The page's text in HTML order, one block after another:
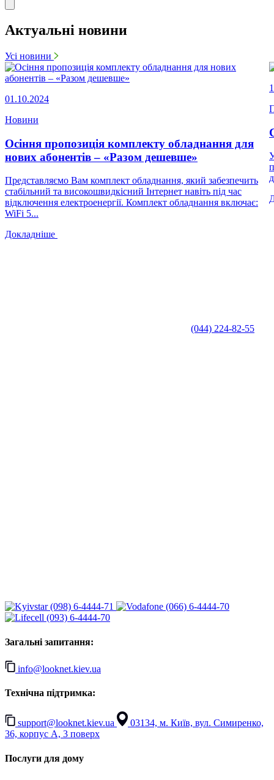
Актуальні новини
Усі новини
01.10.2024
Новини
Осіння пропозиція комплекту обладнання для
нових абонентів – «Разом дешевше»
Представляємо Вам комплект обладнання, який забезпечить
стабільний та високошвидкісний Інтернет навіть під час
відключення електроенергії. Комплект обладнання включає:
WiFi 5...
Докладніше
(044) 224-82-55
(098) 6-4444-71
(066) 6-4444-70
(093) 6-4444-70
Загальні запитання:
info@looknet.kiev.ua
Технічна підтримка:
support@looknet.kiev.ua
03134, м. Київ, вул. Симиренко,
36, корпус А, 3 поверх
Послуги для дому